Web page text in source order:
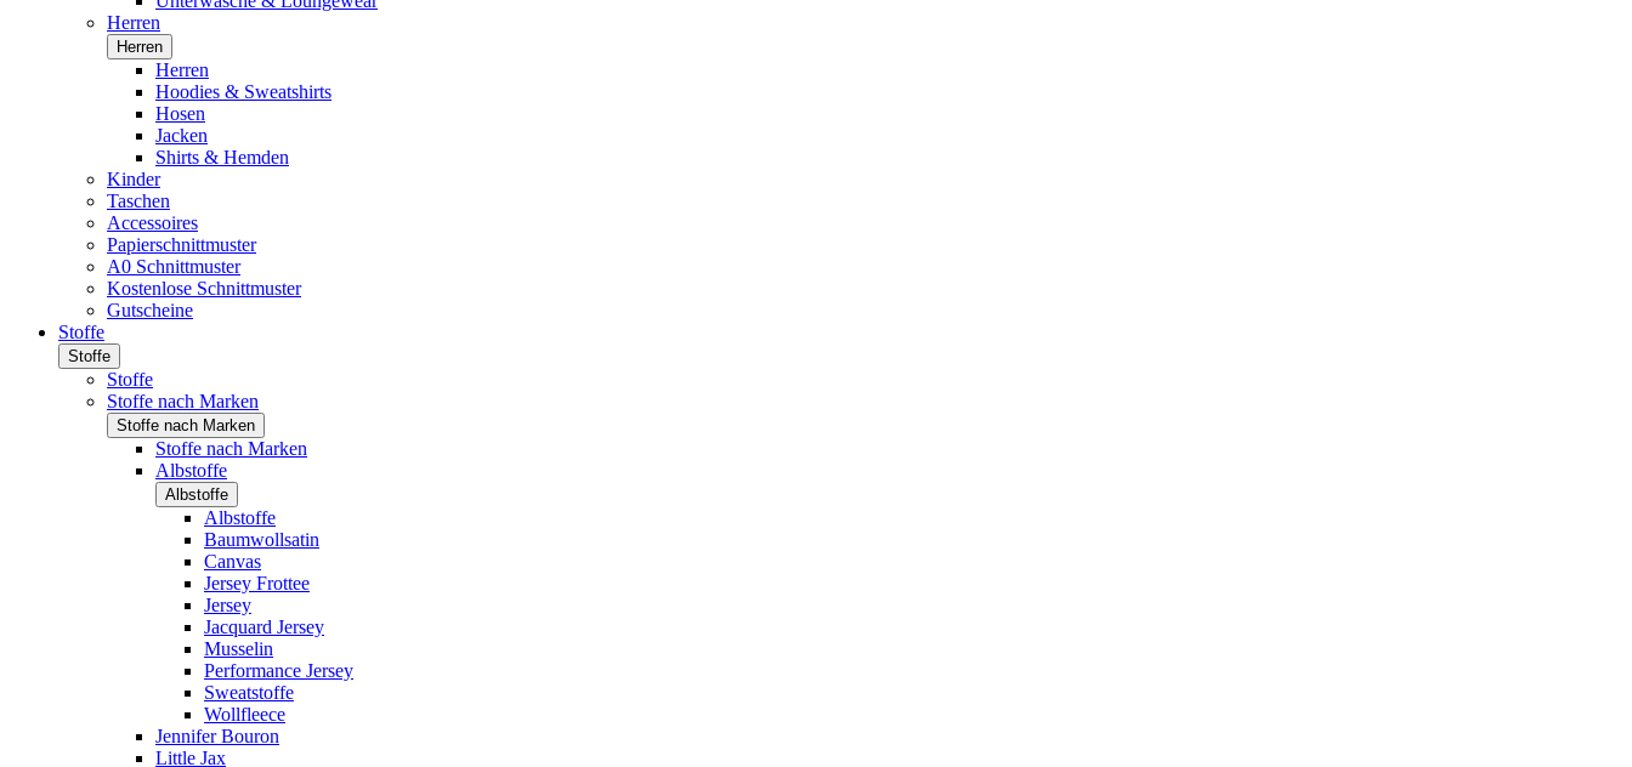
Herren
Herren
Herren
Hoodies & Sweatshirts
Hosen
Jacken
Shirts & Hemden
Kinder
Taschen
Accessoires
Papierschnittmuster
A0 Schnittmuster
Kostenlose Schnittmuster
Gutscheine
Stoffe
Stoffe
Stoffe
Stoffe nach Marken
Stoffe nach Marken
Stoffe nach Marken
Albstoffe
Albstoffe
Albstoffe
Baumwollsatin
Canvas
Jersey Frottee
Jersey
Jacquard Jersey
Musselin
Performance Jersey
Sweatstoffe
Wollfleece
Jennifer Bouron
Little Jax